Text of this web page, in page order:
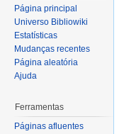
Página principal
Universo Bibliowiki
Estatísticas
Mudanças recentes
Página aleatória
Ajuda
Ferramentas
Páginas afluentes